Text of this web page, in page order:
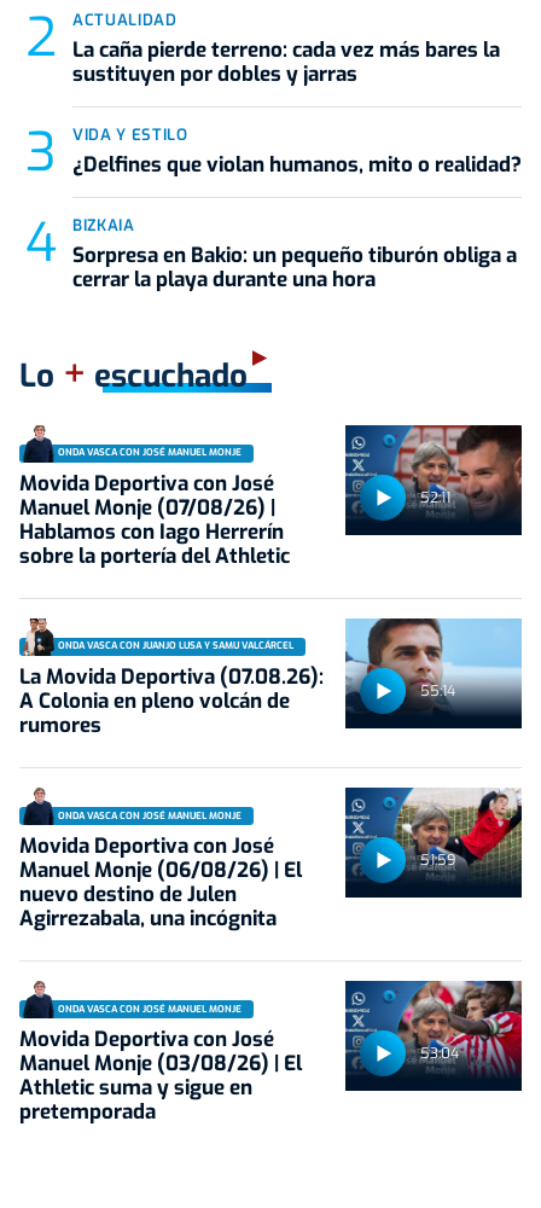
ACTUALIDAD
La caña pierde terreno: cada vez más bares la
sustituyen por dobles y jarras
VIDA Y ESTILO
¿Delfines que violan humanos, mito o realidad?
BIZKAIA
Sorpresa en Bakio: un pequeño tiburón obliga a
cerrar la playa durante una hora
Lo + escuchado
52:11
ONDA VASCA CON JOSÉ MANUEL MONJE
Movida Deportiva con José
Manuel Monje (07/08/26) |
Hablamos con Iago Herrerín
sobre la portería del Athletic
55:14
ONDA VASCA CON JUANJO LUSA Y SAMU VALCÁRCEL
La Movida Deportiva (07.08.26):
A Colonia en pleno volcán de
rumores
51:59
ONDA VASCA CON JOSÉ MANUEL MONJE
Movida Deportiva con José
Manuel Monje (06/08/26) | El
nuevo destino de Julen
Agirrezabala, una incógnita
53:04
ONDA VASCA CON JOSÉ MANUEL MONJE
Movida Deportiva con José
Manuel Monje (03/08/26) | El
Athletic suma y sigue en
pretemporada